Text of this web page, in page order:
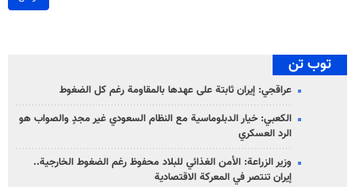
توب تن
عراقجي: إيران ثابتة على عهدها بالمقاومة رغم كل الضغوط
الكعبي: خيار الدبلوماسية مع النظام السعودي غير مجدٍ والصواب هو
الرد العسكري
وزير الزراعة: الأمن الغذائي للبلاد محفوظ رغم الضغوط الخارجية..
إيران تنتصر في المعركة الاقتصادية